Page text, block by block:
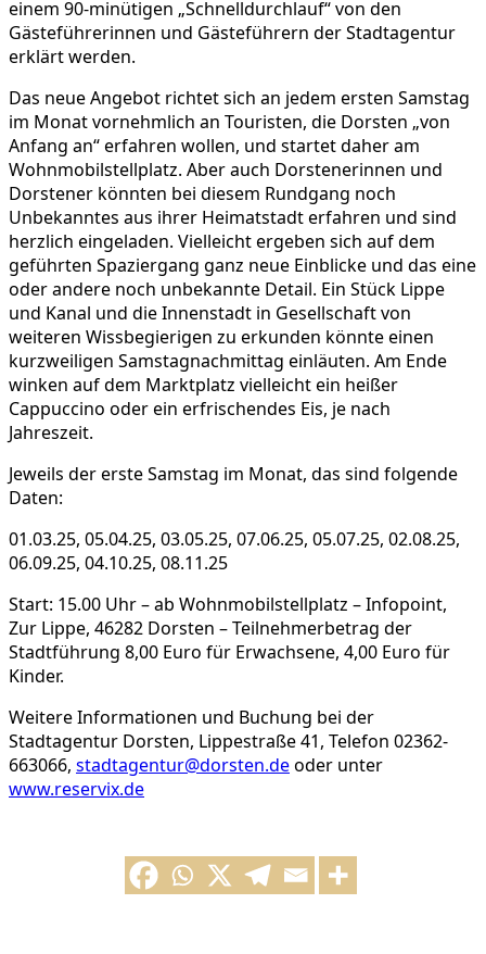
einem 90-minütigen „Schnelldurchlauf“ von den
Gästeführerinnen und Gästeführern der Stadtagentur
erklärt werden.
Das neue Angebot richtet sich an jedem ersten Samstag
im Monat vornehmlich an Touristen, die Dorsten „von
Anfang an“ erfahren wollen, und startet daher am
Wohnmobilstellplatz. Aber auch Dorstenerinnen und
Dorstener könnten bei diesem Rundgang noch
Unbekanntes aus ihrer Heimatstadt erfahren und sind
herzlich eingeladen. Vielleicht ergeben sich auf dem
geführten Spaziergang ganz neue Einblicke und das eine
oder andere noch unbekannte Detail. Ein Stück Lippe
und Kanal und die Innenstadt in Gesellschaft von
weiteren Wissbegierigen zu erkunden könnte einen
kurzweiligen Samstagnachmittag einläuten. Am Ende
winken auf dem Marktplatz vielleicht ein heißer
Cappuccino oder ein erfrischendes Eis, je nach
Jahreszeit.
Jeweils der erste Samstag im Monat, das sind folgende
Daten:
01.03.25, 05.04.25, 03.05.25, 07.06.25, 05.07.25, 02.08.25,
06.09.25, 04.10.25, 08.11.25
Start: 15.00 Uhr – ab Wohnmobilstellplatz – Infopoint,
Zur Lippe, 46282 Dorsten – Teilnehmerbetrag der
Stadtführung 8,00 Euro für Erwachsene, 4,00 Euro für
Kinder.
Weitere Informationen und Buchung bei der
Stadtagentur Dorsten, Lippestraße 41, Telefon 02362-
663066, stadtagentur@dorsten.deoder unter
www.reservix.de